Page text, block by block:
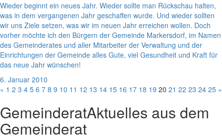
Wieder beginnt ein neues Jahr. Wieder sollte man Rückschau halten,
was in dem vergangenen Jahr geschaffen wurde. Und wieder sollten
wir uns Ziele setzen, was wir im neuen Jahr erreichen wollen. Doch
vorher möchte ich den Bürgern der Gemeinde Markersdorf, im Namen
des Gemeinderates und aller Mitarbeiter der Verwaltung und der
Einrichtungen der Gemeinde alles Gute, viel Gesundheit und Kraft für
das neue Jahr wünschen!
6. Januar 2010
« 1 2 3 4 5 6 7 8 9 10 11 12 13 14 15 16 17 18 19 20 21 22 23 24 25 »
GemeinderatAktuelles aus dem
Gemeinderat